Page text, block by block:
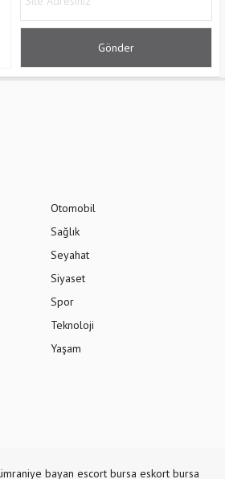
Otomobil
Sağlık
Seyahat
Siyaset
Spor
Teknoloji
Yaşam
bayan escort bursa eskort bursa